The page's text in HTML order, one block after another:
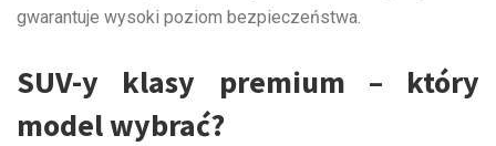
gwarantuje wysoki poziom bezpieczeństwa.
SUV-y klasy premium – który
model wybrać?